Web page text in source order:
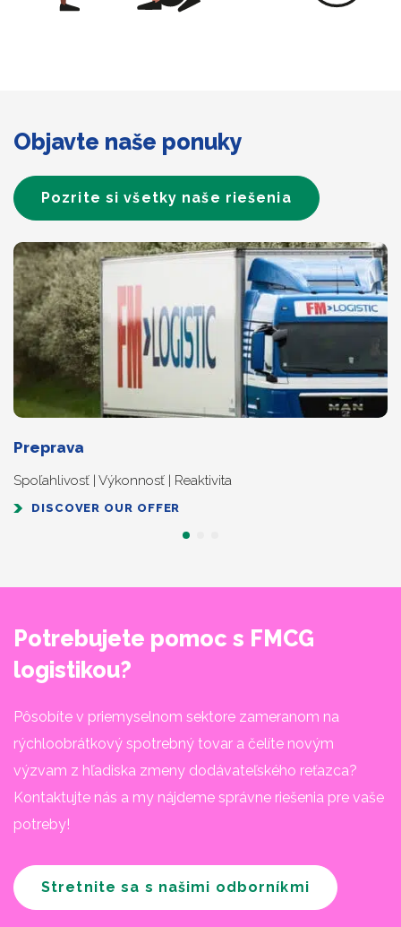
Objavte naše ponuky
Pozrite si všetky naše riešenia
Preprava
Spoľahlivosť | Výkonnosť | Reaktivita
DISCOVER OUR OFFER
Potrebujete pomoc s FMCG
logistikou?
Pôsobíte v priemyselnom sektore zameranom na
rýchloobrátkový spotrebný tovar a čelíte novým
výzvam z hľadiska zmeny dodávateľského reťazca?
Kontaktujte nás a my nájdeme správne riešenia pre vaše
potreby!
Stretnite sa s našimi odborníkmi